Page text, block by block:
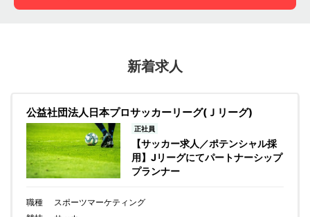
新着求人
公益社団法人日本プロサッカーリーグ(Ｊリーグ)
正社員
【サッカー求人／ポテンシャル採
用】Jリーグにてパートナーシップ
プランナー
職種
スポーツマーケティング